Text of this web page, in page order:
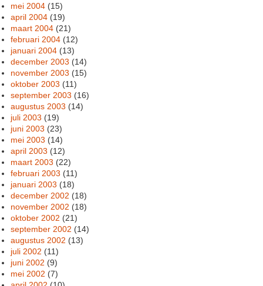
mei 2004 (15)
april 2004 (19)
maart 2004 (21)
februari 2004 (12)
januari 2004 (13)
december 2003 (14)
november 2003 (15)
oktober 2003 (11)
september 2003 (16)
augustus 2003 (14)
juli 2003 (19)
juni 2003 (23)
mei 2003 (14)
april 2003 (12)
maart 2003 (22)
februari 2003 (11)
januari 2003 (18)
december 2002 (18)
november 2002 (18)
oktober 2002 (21)
september 2002 (14)
augustus 2002 (13)
juli 2002 (11)
juni 2002 (9)
mei 2002 (7)